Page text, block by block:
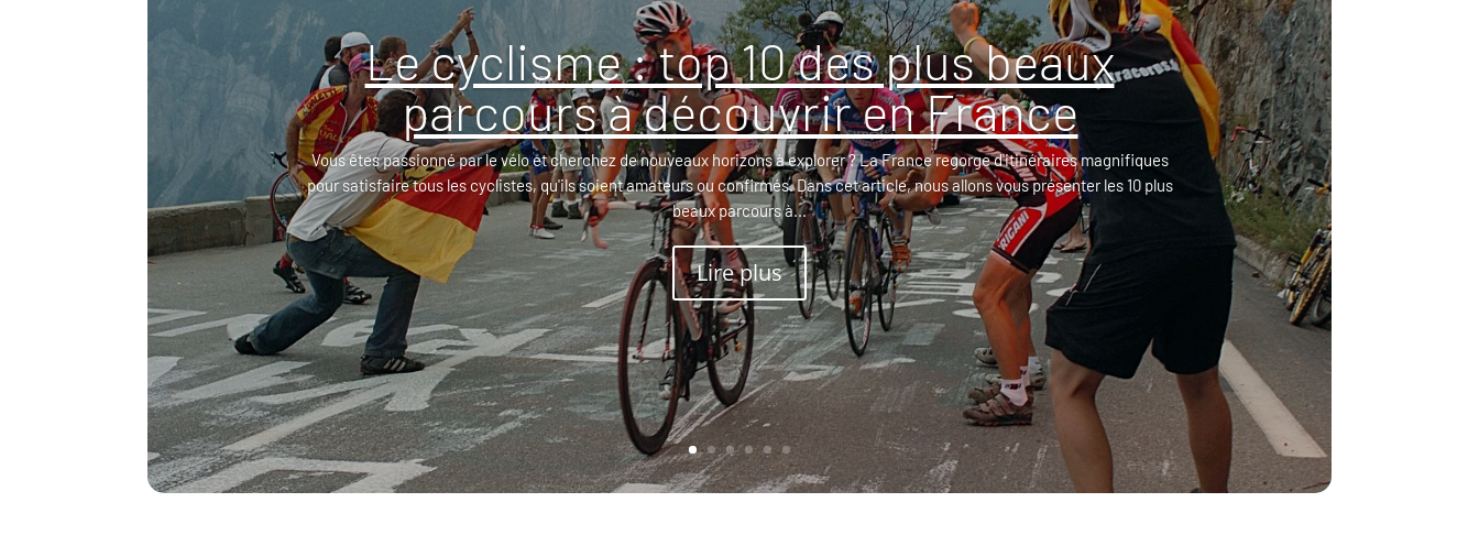
Le cyclisme : top 10 des plus beaux
parcours à découvrir en France
Vous êtes passionné par le vélo et cherchez de nouveaux horizons à explorer ? La France regorge d'itinéraires magnifiques
pour satisfaire tous les cyclistes, qu'ils soient amateurs ou confirmés. Dans cet article, nous allons vous présenter les 10 plus
beaux parcours à...
Lire plus